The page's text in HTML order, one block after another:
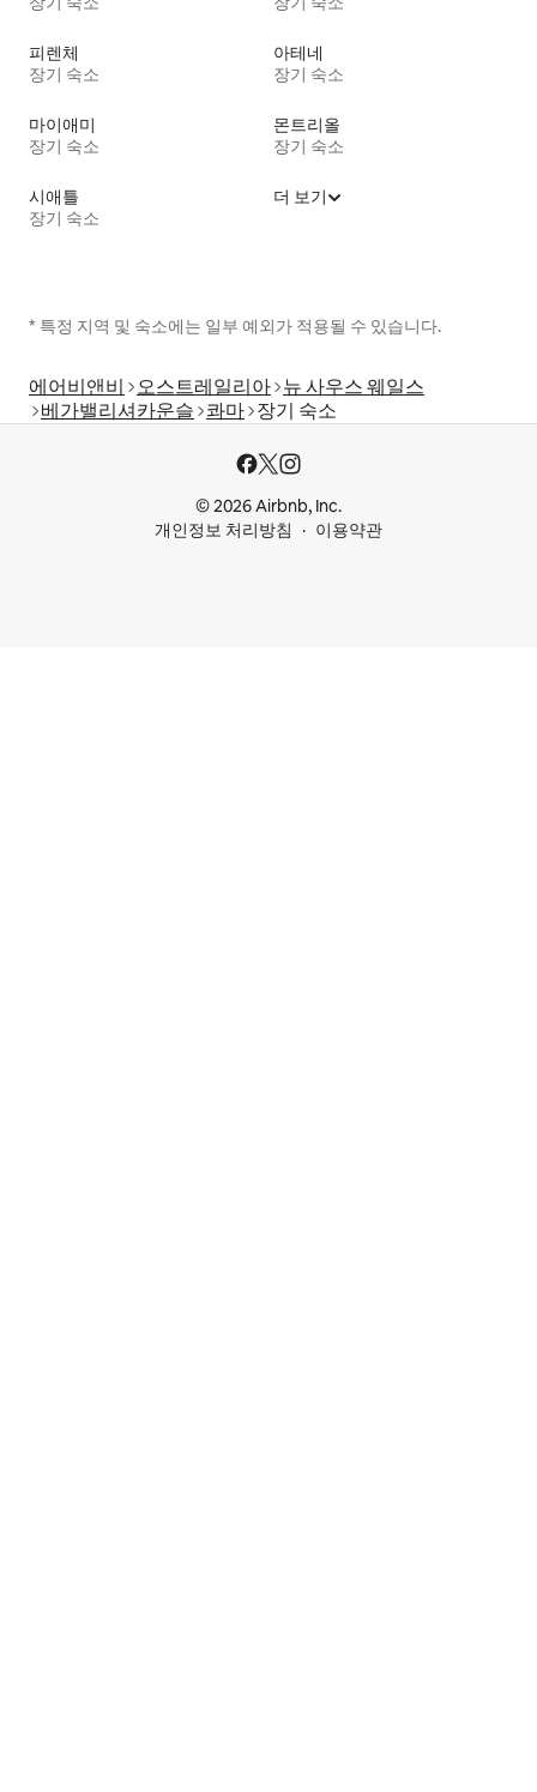
피렌체
장기 숙소
아테네
장기 숙소
마이애미
장기 숙소
몬트리올
장기 숙소
시애틀
장기 숙소
더 보기
* 특정 지역 및 숙소에는 일부 예외가 적용될 수 있습니다.
에어비앤비 오스트레일리아 뉴 사우스 웨일스
베가밸리셔카운슬 콰마 장기 숙소
© 2026 Airbnb, Inc.
개인정보 처리방침
이용약관